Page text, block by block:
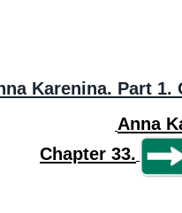
Karenina. Part 1.
Anna
Chapter 33.